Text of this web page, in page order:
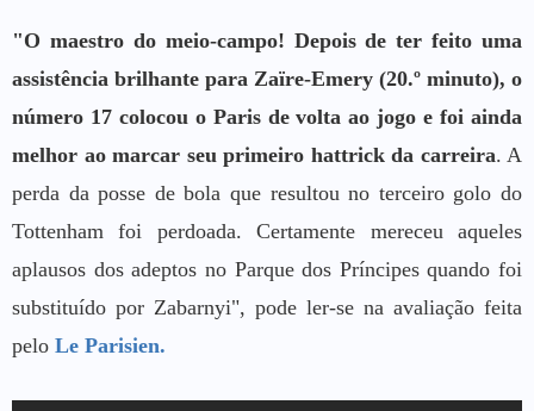
"O maestro do meio-campo! Depois de ter feito uma
assistência brilhante para Zaïre-Emery (20.º minuto), o
número 17 colocou o Paris de volta ao jogo e foi ainda
melhor ao marcar seu primeiro hattrick da carreira. A
perda da posse de bola que resultou no terceiro golo do
Tottenham foi perdoada. Certamente mereceu aqueles
aplausos dos adeptos no Parque dos Príncipes quando foi
substituído por Zabarnyi", pode ler-se na avaliação feita
pelo Le Parisien.